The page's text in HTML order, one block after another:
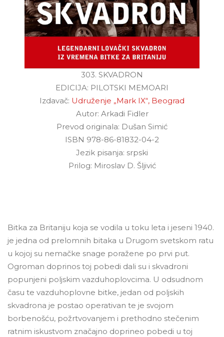
303. SKVADRON
EDICIJA: PILOTSKI MEMOARI
Izdavač: Udruženje „Mark IX“, Beograd
Autor: Arkadi Fidler
Prevod originala: Dušan Simić
ISBN 978-86-81832-04-2
Jezik pisanja: srpski
Prilog: Miroslav D. Šljivić
Bitka za Britaniju koja se vodila u toku leta i jeseni 1940.
je jedna od prelomnih bitaka u Drugom svetskom ratu
u kojoj su nemačke snage poražene po prvi put.
Ogroman doprinos toj pobedi dali su i skvadroni
popunjeni poljskim vazduhoplovcima. U odsudnom
času te vazduhoplovne bitke, jedan od poljskih
skvadrona je postao operativan te je svojom
borbenošću, požrtvovanjem i prethodno stečenim
ratnim iskustvom značajno doprineo pobedi u toj